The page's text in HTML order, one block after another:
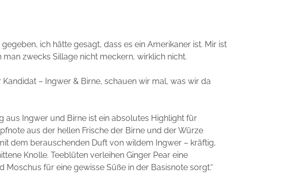
ich hätte gesagt, dass es ein Amerikaner ist. Mir ist
zwecks Sillage nicht meckern, wirklich nicht.
Kandidat – Ingwer & Birne, schauen wir mal, was wir da
aus Ingwer und Birne ist ein absolutes Highlight für
aus der hellen Frische der Birne und der Würze
dem berauschenden Duft von wildem Ingwer – kräftig,
Knolle. Teeblüten verleihen Ginger Pear eine
Moschus für eine gewisse Süße in der Basisnote sorgt.“